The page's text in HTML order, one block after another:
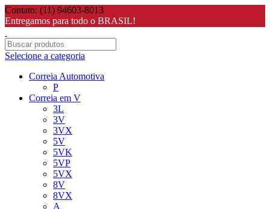
Contato: (11) 94603-8013
Entregamos para todo o BRASIL!
Selecione a categoria
Correia Automotiva
P
Correia em V
3L
3V
3VX
5V
5VK
5VP
5VX
8V
8VX
A